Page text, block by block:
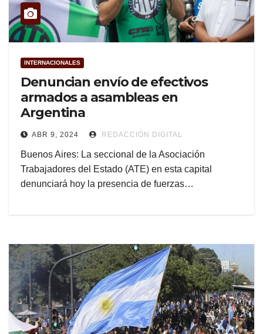
INTERNACIONALES
Denuncian envío de efectivos
armados a asambleas en
Argentina
ABR 9, 2024 REDACCIÓN DIGITAL
Buenos Aires: La seccional de la Asociación
Trabajadores del Estado (ATE) en esta capital
denunciará hoy la presencia de fuerzas…